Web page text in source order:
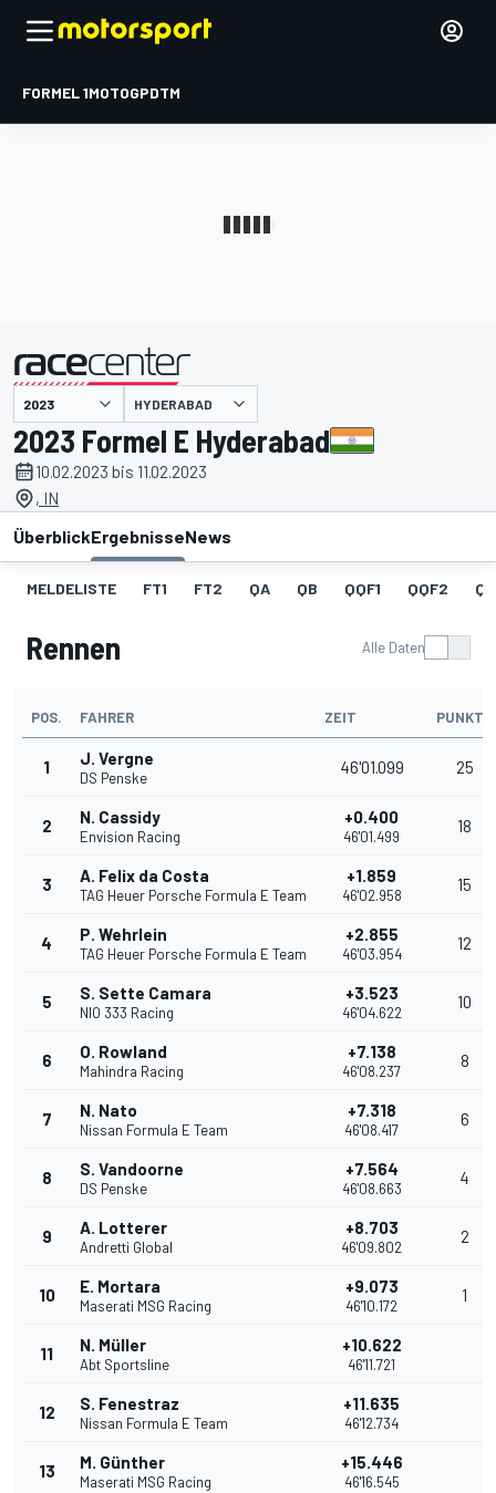
FORMEL 1MOTOGPDTM
HYDERABAD
2023 Formel E Hyderabad
10.02.2023 bis 11.02.2023
, IN
ÜberblickErgebnisseNews
MELDELISTE FT1 FT2 QA QB QQF1 QQF2
Rennen Alle Daten
POS. FAHRER ZEIT PUNKTE
1 J. Vergne
DS Penske
46'01.099 25
2 N. Cassidy
Envision Racing
+0.400
46'01.499
18
3 A. Felix da Costa
TAG Heuer Porsche Formula E Team
+1.859
46'02.958
15
4 P. Wehrlein
TAG Heuer Porsche Formula E Team
+2.855
46'03.954
12
5 S. Sette Camara
NIO 333 Racing
+3.523
46'04.622
10
6 O. Rowland
Mahindra Racing
+7.138
46'08.237
8
7 N. Nato
Nissan Formula E Team
+7.318
46'08.417
6
8 S. Vandoorne
DS Penske
+7.564
46'08.663
4
9 A. Lotterer
Andretti Global
+8.703
46'09.802
2
10 E. Mortara
Maserati MSG Racing
+9.073
46'10.172
1
11 N. Müller
Abt Sportsline
+10.622
46'11.721
12 S. Fenestraz
Nissan Formula E Team
+11.635
46'12.734
13 M. Günther
Maserati MSG Racing
+15.446
46'16.545